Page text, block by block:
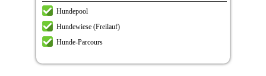
Hundepool
Hundewiese (Freilauf)
Hunde-Parcours